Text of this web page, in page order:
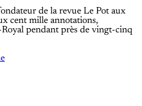
de la revue Le Pot aux
cent mille annotations,
pendant près de vingt-cinq